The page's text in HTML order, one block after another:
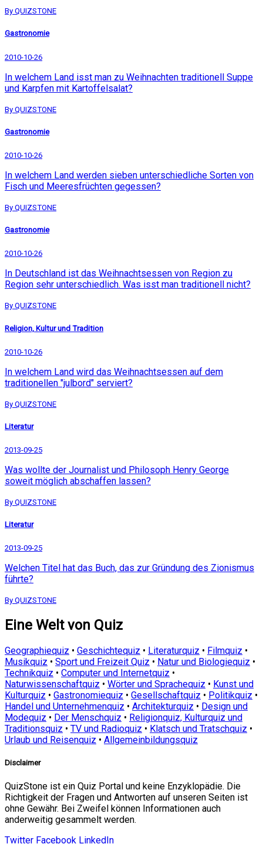
By QUIZSTONE
Gastronomie
2010-10-26
In welchem Land isst man zu Weihnachten traditionell Suppe
und Karpfen mit Kartoffelsalat?
By QUIZSTONE
Gastronomie
2010-10-26
In welchem Land werden sieben unterschiedliche Sorten von
Fisch und Meeresfrüchten gegessen?
By QUIZSTONE
Gastronomie
2010-10-26
In Deutschland ist das Weihnachtsessen von Region zu
Region sehr unterschiedlich. Was isst man traditionell nicht?
By QUIZSTONE
Religion, Kultur und Tradition
2010-10-26
In welchem Land wird das Weihnachtsessen auf dem
traditionellen "julbord" serviert?
By QUIZSTONE
Literatur
2013-09-25
Was wollte der Journalist und Philosoph Henry George
soweit möglich abschaffen lassen?
By QUIZSTONE
Literatur
2013-09-25
Welchen Titel hat das Buch, das zur Gründung des Zionismus
führte?
By QUIZSTONE
Eine Welt von Quiz
Geographiequiz • Geschichtequiz • Literaturquiz • Filmquiz •
Musikquiz • Sport und Freizeit Quiz • Natur und Biologiequiz •
Technikquiz • Computer und Internetquiz •
Naturwissenschaftquiz • Wörter und Sprachequiz • Kunst und
Kulturquiz • Gastronomiequiz • Gesellschaftquiz • Politikquiz •
Handel und Unternehmenquiz • Architekturquiz • Design und
Modequiz • Der Menschquiz • Religionquiz, Kulturquiz und
Traditionsquiz • TV und Radioquiz • Klatsch und Tratschquiz •
Urlaub und Reisenquiz • Allgemeinbildungsquiz
Disclaimer
QuizStone ist ein Quiz Portal und keine Enzyklopädie. Die
Richtigkeit der Fragen und Antworten auf unseren Seiten ist
ohne Gewähr. Bei Zweifel können Informationen auch
anderweitig gesammelt werden.
Twitter Facebook LinkedIn